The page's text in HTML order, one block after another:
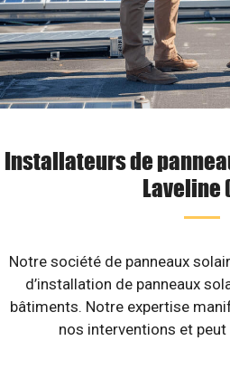
Installateurs de
Laveline
Notre société de panneaux
d’installation de panneaux
bâtiments. Notre expertise
nos interventions et